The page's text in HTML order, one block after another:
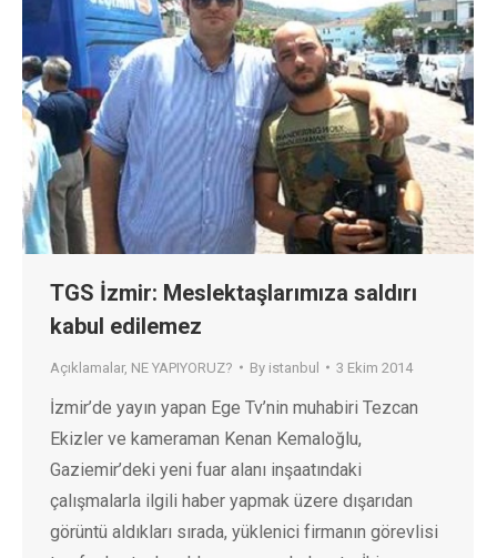
TGS İzmir: Meslektaşlarımıza saldırı
kabul edilemez
Açıklamalar, NE YAPIYORUZ? By istanbul 3 Ekim 2014
İzmir’de yayın yapan Ege Tv’nin muhabiri Tezcan
Ekizler ve kameraman Kenan Kemaloğlu,
Gaziemir’deki yeni fuar alanı inşaatındaki
çalışmalarla ilgili haber yapmak üzere dışarıdan
görüntü aldıkları sırada, yüklenici firmanın görevlisi